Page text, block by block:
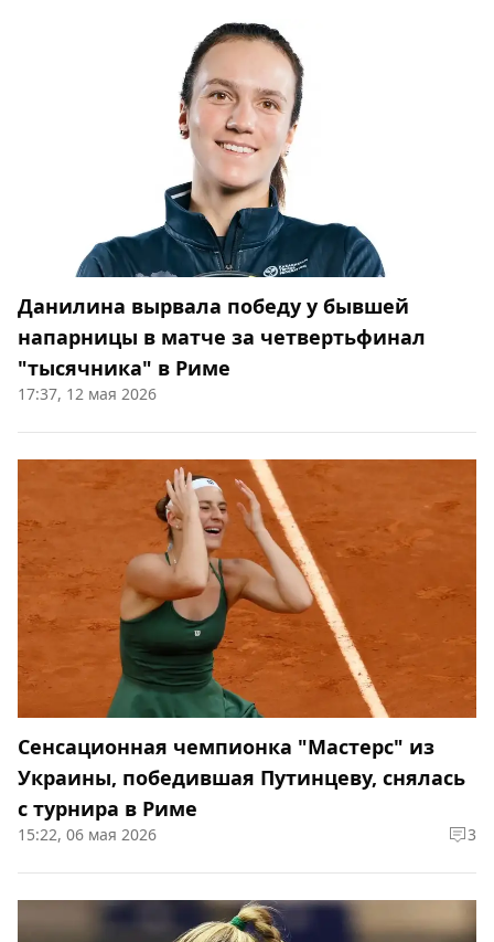
Данилина вырвала победу у бывшей
напарницы в матче за четвертьфинал
"тысячника" в Риме
17:37, 12 мая 2026
Сенсационная чемпионка "Мастерс" из
Украины, победившая Путинцеву, снялась
с турнира в Риме
15:22, 06 мая 2026 3